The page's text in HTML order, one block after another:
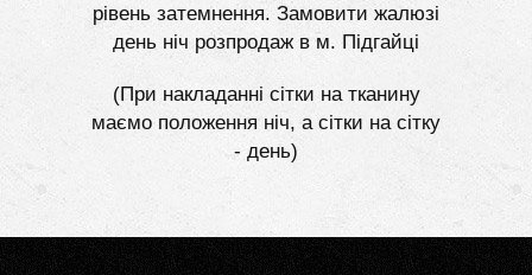
рівень затемнення. Замовити жалюзі
день ніч розпродаж в м. Підгайці
(При накладанні сітки на тканину
маємо положення ніч, а сітки на сітку
- день)